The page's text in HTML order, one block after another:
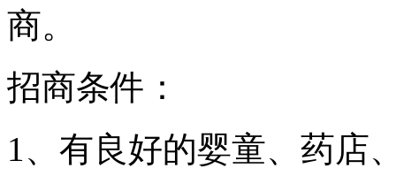
商。
招商条件：
1、有良好的婴童、药店